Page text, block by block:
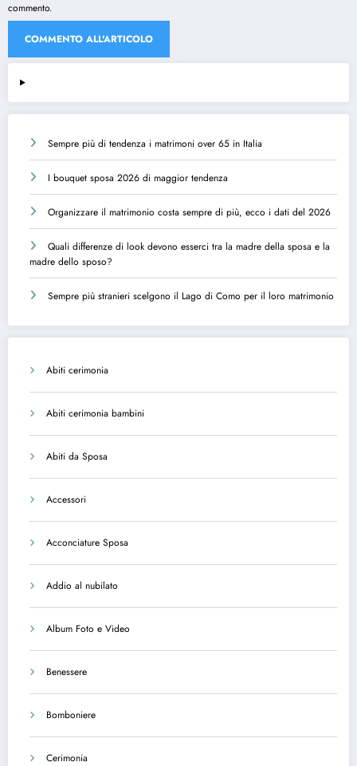
commento.
Sempre più di tendenza i matrimoni over 65 in Italia
I bouquet sposa 2026 di maggior tendenza
Organizzare il matrimonio costa sempre di più, ecco i dati del 2026
Quali differenze di look devono esserci tra la madre della sposa e la
madre dello sposo?
Sempre più stranieri scelgono il Lago di Como per il loro matrimonio
Abiti cerimonia
Abiti cerimonia bambini
Abiti da Sposa
Accessori
Acconciature Sposa
Addio al nubilato
Album Foto e Video
Benessere
Bomboniere
Cerimonia